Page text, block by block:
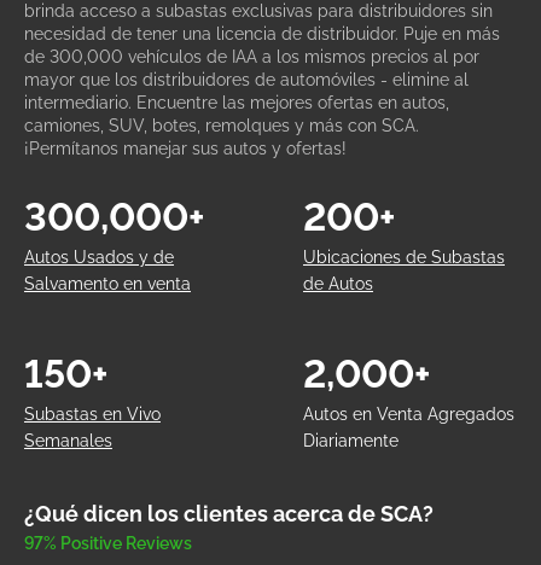
brinda acceso a subastas exclusivas para distribuidores sin
necesidad de tener una licencia de distribuidor. Puje en más
de 300,000 vehículos de IAA a los mismos precios al por
mayor que los distribuidores de automóviles - elimine al
intermediario. Encuentre las mejores ofertas en autos,
camiones, SUV, botes, remolques y más con SCA.
¡Permítanos manejar sus autos y ofertas!
Autos Usados y de
Salvamento en venta
300,000+
Ubicaciones de Subastas
de Autos
200+
Subastas en Vivo
Semanales
150+
Autos en Venta Agregados
Diariamente
2,000+
¿Qué dicen los clientes acerca de SCA?
97% Positive Reviews